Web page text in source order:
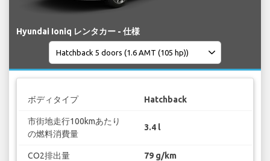
Hyundai Ioniq レンタカー - 仕様
ボディタイプ Hatchback
市街地走行100kmあたり
の燃料消費量
3.4 l
CO2排出量 79 g/km